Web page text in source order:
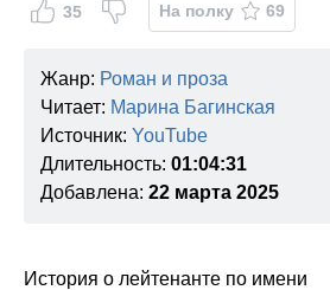
35 На полку 69
Жанр: Роман и проза
Читает: Марина Багинская
Источник: YouTube
Длительность: 01:04:31
Добавлена: 22 марта 2025
История о лейтенанте по имени